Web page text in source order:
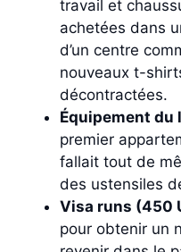
travail et
achetées dans
d’un centre
nouveaux t-
décontractées.
Équipement du
premier
fallait tout de
des ustensiles
Visa runs (450
pour obtenir un